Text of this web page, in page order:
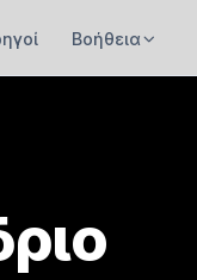
Βοήθεια